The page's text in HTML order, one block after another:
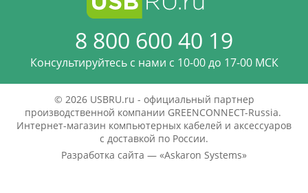
8 800 600 40 19
Консультируйтесь с нами c 10-00 до 17-00 МСК
© 2026 USBRU.ru - официальный партнер
производственной компании GREENCONNECT-Russia.
Интернет-магазин компьютерных кабелей и аксессуаров
с доставкой по России.
Разработка сайта — «Askaron Systems»